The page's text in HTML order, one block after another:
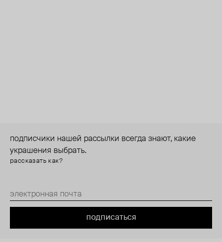
подписчики нашей рассылки всегда знают, какие
украшения выбрать.
рассказать как?
подписаться